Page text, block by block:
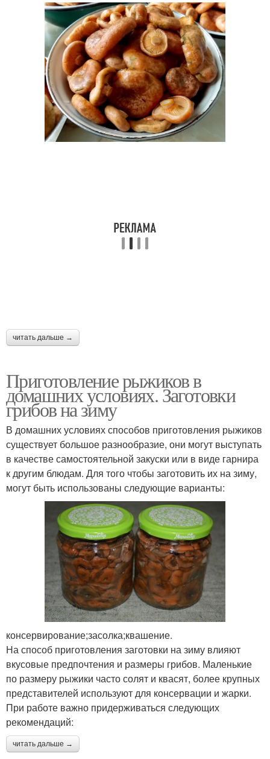
читать дальше →
Приготовление рыжиков в
домашних условиях. Заготовки
грибов на зиму
В домашних условиях способов приготовления рыжиков
существует большое разнообразие, они могут выступать
в качестве самостоятельной закуски или в виде гарнира
к другим блюдам. Для того чтобы заготовить их на зиму,
могут быть использованы следующие варианты:
консервирование;засолка;квашение.
На способ приготовления заготовки на зиму влияют
вкусовые предпочтения и размеры грибов. Маленькие
по размеру рыжики часто солят и квасят, более крупных
представителей используют для консервации и жарки.
При работе важно придерживаться следующих
рекомендаций:
читать дальше →